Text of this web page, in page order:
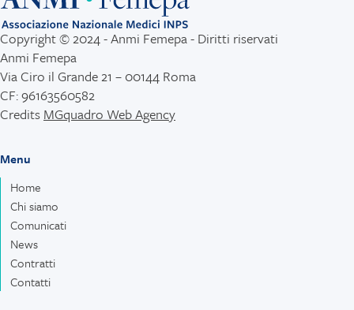
Copyright © 2024 - Anmi Femepa - Diritti riservati
Anmi Femepa
Via Ciro il Grande 21 – 00144 Roma
CF: 96163560582
Credits MGquadro Web Agency
Menu
Home
Chi siamo
Comunicati
News
Contratti
Contatti